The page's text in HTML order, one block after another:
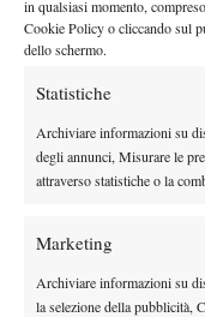
in qualsiasi momento,
Cookie Policy o cliccando sul
dello schermo.
Statistiche
Archiviare informazioni su
degli annunci, Misurare le
attraverso statistiche o la
Marketing
Archiviare informazioni su
la selezione della pubblicità,
febbraio sarà contro
forma — come
supporto di una
seguito.“Alex è un
un grande supporto
bellissima da vedere,